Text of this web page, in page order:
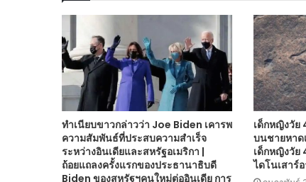
ทำเนียบขาวกล่าวว่า Joe Biden เคารพ
ความสัมพันธ์ที่ประสบความสำเร็จ
ระหว่างอินเดียและสหรัฐอเมริกา |
ถ้อยแถลงครั้งแรกของประธานาธิบดี
Biden ของสหรัฐฯคนใหม่ต่ออินเดีย การ
เด็กหญิงวัย
บนชายหาด
เด็กหญิงวัย
ไดโนเสาร์